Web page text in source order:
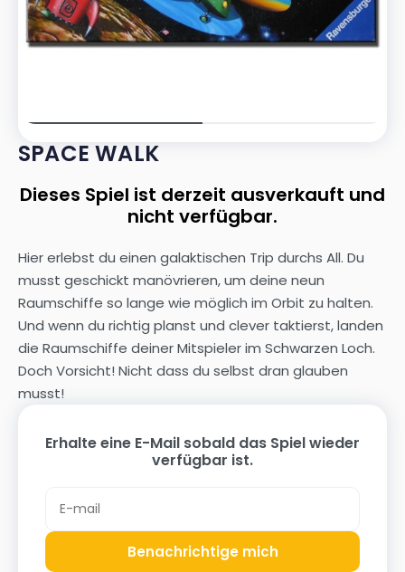
SPACE WALK
Dieses Spiel ist derzeit ausverkauft und
nicht verfügbar.
Hier erlebst du einen galaktischen Trip durchs All. Du
musst geschickt manövrieren, um deine neun
Raumschiffe so lange wie möglich im Orbit zu halten.
Und wenn du richtig planst und clever taktierst, landen
die Raumschiffe deiner Mitspieler im Schwarzen Loch.
Doch Vorsicht! Nicht dass du selbst dran glauben
musst!
Erhalte eine E-Mail sobald das Spiel wieder
verfügbar ist.
Benachrichtige mich